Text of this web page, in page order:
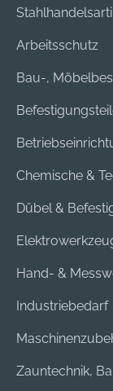
Arbeitsschutz
Bau-,
Chemische &
Dübel &
Hand- &
Industriebedarf
Zauntechnik,